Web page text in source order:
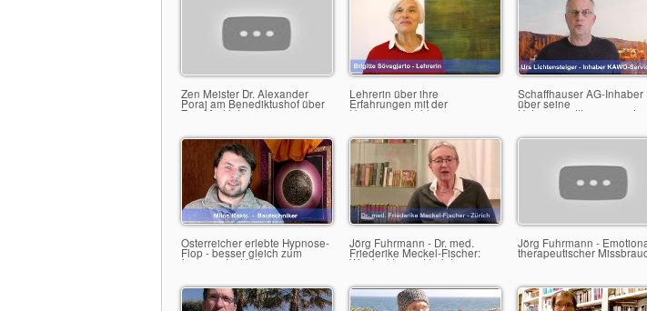
Zen Meister Dr. Alexander
Poraj am Benediktushof über
Zen-Meditation
Lehrerin über ihre
Erfahrungen mit der
Hypnoseausbildung am
Schaffhauser AG-Inhaber
über seine
Höhenangsttherapie mit
Österreicher erlebte Hypnose-
Flop - besser gleich zum
freiraum-Institut!
Jörg Fuhrmann - Dr. med.
Friederike Meckel-Fischer:
Wie funktioniert holotropes
Jörg Fuhrmann -
therapeutischer